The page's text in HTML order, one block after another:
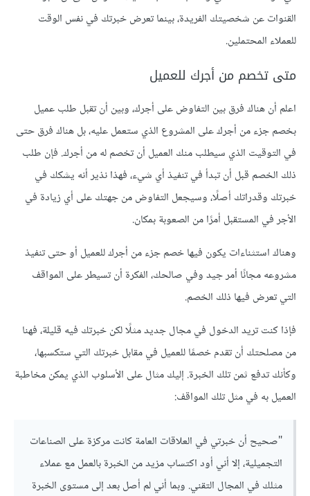
القنوات عن شخصيتك الفريدة، بينما تعرض خبرتك في نفس الوقت
للعملاء المحتملين.
متى تخصم من أجرك للعميل
اعلم أن هناك فرق بين التفاوض على أجرك، وبين أن تقبل طلب عميل
بخصم جزء من أجرك على المشروع الذي ستعمل عليه، بل هناك فرق حتى
في التوقيت الذي سيطلب منك العميل أن تخصم له من أجرك. فإن طلب
ذلك الخصم قبل أن تبدأ في تنفيذ أي شيء، فهذا نذير أنه يشكك في
خبرتك وقدراتك أصلًا، وسيجعل التفاوض من جهتك على أي زيادة في
الأجر في المستقبل أمرًا من الصعوبة بمكان.
وهناك استثناءات يكون فيها خصم جزء من أجرك للعميل أو حتى تنفيذ
مشروعه مجانًا أمر جيد وفي صالحك، الفكرة أن تسيطر على المواقف
التي تعرض فيها ذلك الخصم.
فإذا كنت تريد الدخول في مجال جديد مثلًا لكن خبرتك فيه قليلة، فهنا
من مصلحتك أن تقدم خصمًا للعميل في مقابل خبرتك التي ستكسبها،
وكأنك تدفع ثمن تلك الخبرة. إليك مثال على الأسلوب الذي يمكن مخاطبة
العميل به في مثل تلك المواقف:
"صحيح أن خبرتي في العلاقات العامة كانت مركزة على الصناعات
التجميلية، إلا أني أود اكتساب مزيد من الخبرة بالعمل مع عملاء
مثلك في المجال التقني. وبما أني لم أصل بعد إلى مستوى الخبرة